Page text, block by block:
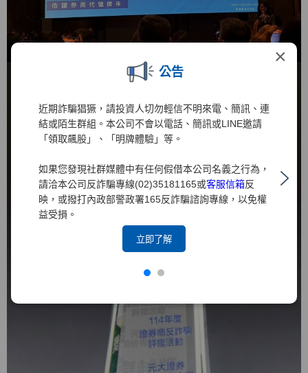
×
公告
近期詐騙猖獗，請投資人切勿輕信不明來電、簡訊、連
結或陌生群組。本公司不會以電話、簡訊或LINE邀請
「領取飆股」、「明牌體驗」等。
如果您發現社群媒體中有任何假借本公司名義之行為，
請洽本公司反詐騙專線(02)35181165或客服信箱反
映，或撥打內政部警政署165反詐騙諮詢專線，以免權
益受損。
立即了解